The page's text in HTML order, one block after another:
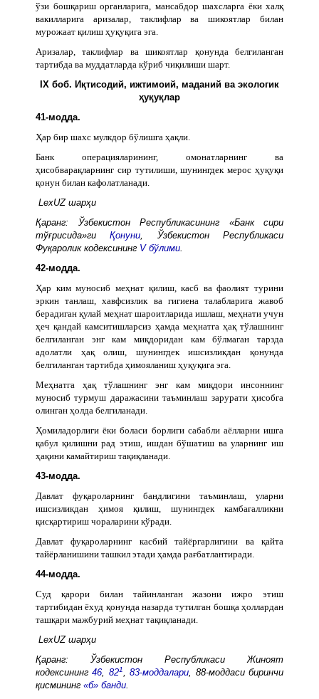
ўзи бошқариш органларига, мансабдор шахсларга ёки халқ
вакилларига аризалар, таклифлар ва шикоятлар билан
мурожаат қилиш ҳуқуқига эга.
Аризалар, таклифлар ва шикоятлар қонунда белгиланган
тартибда ва муддатларда кўриб чиқилиши шарт.
IX боб. Иқтисодий, ижтимоий, маданий ва экологик
ҳуқуқлар
41-модда.
Ҳар бир шахс мулкдор бўлишга ҳақли.
Банк операцияларининг, омонатларнинг ва
ҳисобварақларнинг сир тутилиши, шунингдек мерос ҳуқуқи
қонун билан кафолатланади.
LexUZ шарҳи
Қаранг: Ўзбекистон Республикасининг «Банк сири
тўғрисида»гиҚонуни, Ўзбекистон Республикаси
Фуқаролик кодексининг V бўлими.
42-модда.
Ҳар ким муносиб меҳнат қилиш, касб ва фаолият турини
эркин танлаш, хавфсизлик ва гигиена талабларига жавоб
берадиган қулай меҳнат шароитларида ишлаш, меҳнати учун
ҳеч қандай камситишларсиз ҳамда меҳнатга ҳақ тўлашнинг
белгиланган энг кам миқдоридан кам бўлмаган тарзда
адолатли ҳақ олиш, шунингдек ишсизликдан қонунда
белгиланган тартибда ҳимояланиш ҳуқуқига эга.
Меҳнатга ҳақ тўлашнинг энг кам миқдори инсоннинг
муносиб турмуш даражасини таъминлаш зарурати ҳисобга
олинган ҳолда белгиланади.
Ҳомиладорлиги ёки боласи борлиги сабабли аёлларни ишга
қабул қилишни рад этиш, ишдан бўшатиш ва уларнинг иш
ҳақини камайтириш тақиқланади.
43-модда.
Давлат фуқароларнинг бандлигини таъминлаш, уларни
ишсизликдан ҳимоя қилиш, шунингдек камбағалликни
қисқартириш чораларини кўради.
Давлат фуқароларнинг касбий тайёргарлигини ва қайта
тайёрланишини ташкил этади ҳамда рағбатлантиради.
44-модда.
Суд қарори билан тайинланган жазони ижро этиш
тартибидан ёхуд қонунда назарда тутилган бошқа ҳоллардан
ташқари мажбурий меҳнат тақиқланади.
LexUZ шарҳи
Қаранг: Ўзбекистон Республикаси Жиноят
кодексининг46, 821,83-моддалари, 88-моддаси биринчи
қисмининг «б» банди.